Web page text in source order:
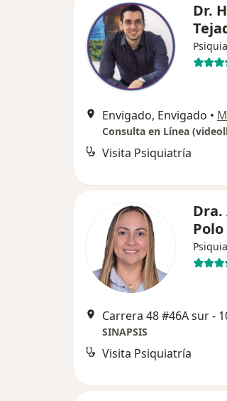
Dr.
Envigado, Envigado •
Visita Psiquiatría
Dra.
Polo
Carrera 48 #46A sur -
SINAPSIS
Visita Psiquiatría